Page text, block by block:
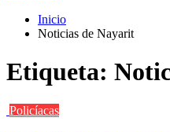
Inicio
Noticias de Nayarit
Etiqueta:
Policíacas